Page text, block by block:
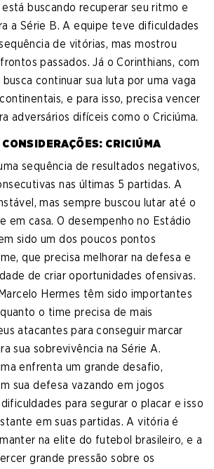
buscando recuperar seu ritmo e
a Série B. A equipe teve dificuldades
de vitórias, mas mostrou
passados. Já o Corinthians, com
continuar sua luta por uma vaga
e para isso, precisa vencer
adversários difíceis como o Criciúma.
CRICIÚMA
sequência de resultados negativos,
nas últimas 5 partidas. A
mas sempre buscou lutar até o
em casa. O desempenho no Estádio
sido um dos poucos pontos
que precisa melhorar na defesa e
de criar oportunidades ofensivas.
Hermes têm sido importantes
o time precisa de mais
atacantes para conseguir marcar
sua sobrevivência na Série A.
enfrenta um grande desafio,
sua defesa vazando em jogos
para segurar o placar e isso
em suas partidas. A vitória é
na elite do futebol brasileiro, e a
grande pressão sobre os